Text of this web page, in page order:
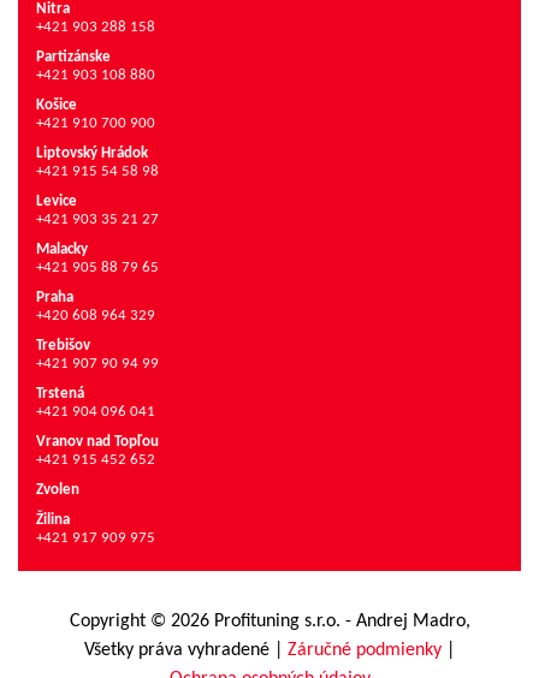
Nitra
+421 903 288 158
Partizánske
+421 903 108 880
Košice
+421 910 700 900
Liptovský Hrádok
+421 915 54 58 98
Levice
+421 903 35 21 27
Malacky
+421 905 88 79 65
Praha
+420 608 964 329
Trebišov
+421 907 90 94 99
Trstená
+421 904 096 041
Vranov nad Topľou
+421 915 452 652
Zvolen
Žilina
+421 917 909 975
Copyright © 2026 Profituning s.r.o. - Andrej Madro,
Všetky práva vyhradené
Záručné podmienky